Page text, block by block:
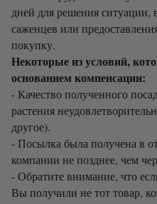
дней для решения ситуации,
саженцев или
покупку.
Некоторые из условий,
основанием компенсации:
- Качество полученного
растения
другое).
- Посылка была получена в
компании не позднее, чем
- Обратите внимание, что
Вы получили не тот товар,